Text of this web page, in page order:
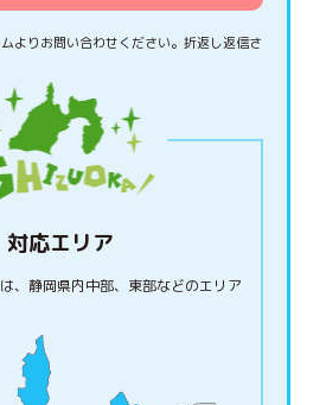
よりお問い合わせください。 折返し返信さ
対応エリア
、静岡県内中部、東部などのエリア